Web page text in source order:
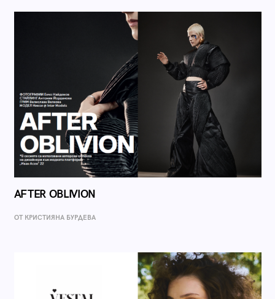
AFTER OBLIVION
ОТ КРИСТИЯНА БУРДЕВА